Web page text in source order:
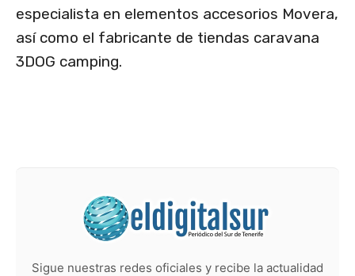
especialista en elementos accesorios Movera,
así como el fabricante de tiendas caravana
3DOG camping.
Sigue nuestras redes oficiales y recibe la actualidad